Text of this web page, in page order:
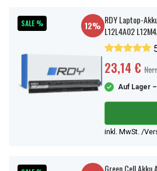
SALE % 12% RDY Laptop-
L12L4A02
23,14 €
Auf Lager
inkl. MwSt. /
Green Cell Akku